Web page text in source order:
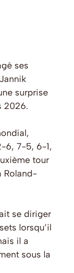
ses
surprise
2026.
6, 7-5, 6-1,
tour
Roland-
se diriger
lorsqu’il
il a
sous la